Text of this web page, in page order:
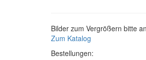
Bilder zum Vergrößern bitte
Zum Katalog
Bestellungen: